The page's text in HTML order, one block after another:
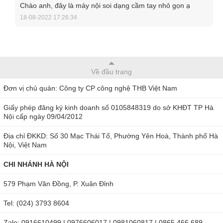
Ứng dụng của máy nội soi công nghiệp
Extech BR50 được dùng trong một số lĩnh vực chính:
Ô tô: Xem bên trong hoặc xung quanh động cơ và hộp
số.
Công nghiệp: Kiểm tra tính toàn vẹn hàn, thiết bị xử lý,
bánh răng, máy ép.
HVAC: Kiểm tra bên trong ống dẫn, phía sau động cơ và
máy nén.
Chào anh, đây là máy nội soi dạng cầm tay nhỏ gọn ạ
18-08-2022 17:26:34
Về đầu trang
Đơn vị chủ quản: Công ty CP công nghệ THB Việt Nam
Giấy phép đăng ký kinh doanh số 0105848319 do sở KHĐT TP Hà
Nội cấp ngày 09/04/2012
Địa chỉ ĐKKD: Số 30 Mạc Thái Tổ, Phường Yên Hoà, Thành phố Hà
Nội, Việt Nam
CHI NHÁNH HÀ NỘI
579 Phạm Văn Đồng, P. Xuân Đỉnh
Tel: (024) 3793 8604